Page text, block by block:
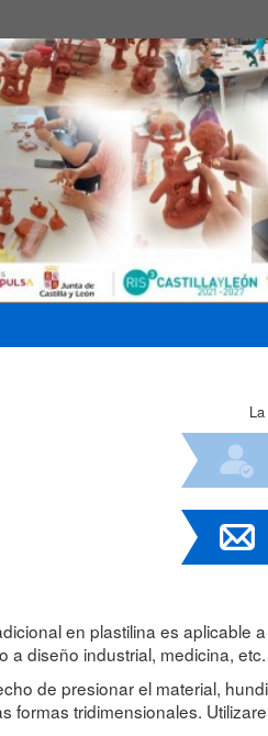
en plastilina es aplicable
a diseño industrial, medicina, etc.
de presionar el material,
tridimensionales.